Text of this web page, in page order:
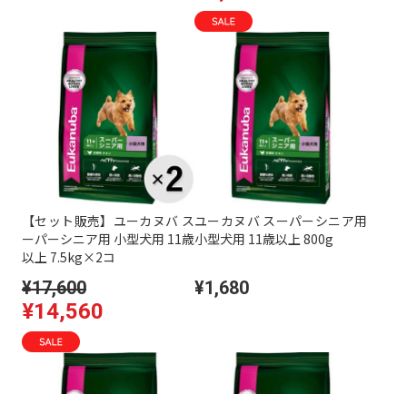
【セット販売】ユーカヌバ ス
ーパーシニア用 小型犬用 11歳
以上 7.5kg×2コ
¥17,600
¥14,560
ユーカヌバ スーパーシニア用
小型犬用 11歳以上 800g
¥1,680